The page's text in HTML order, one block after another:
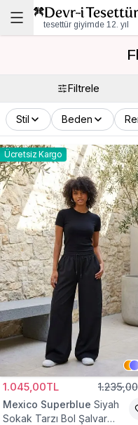
tesettür giyimde 12. yıl
Filtrele
Stil Beden
Ücretsiz Kargo
1.045,00TL
Mexico Superblue Siyah
Sokak Tarzı Bol Şalvar